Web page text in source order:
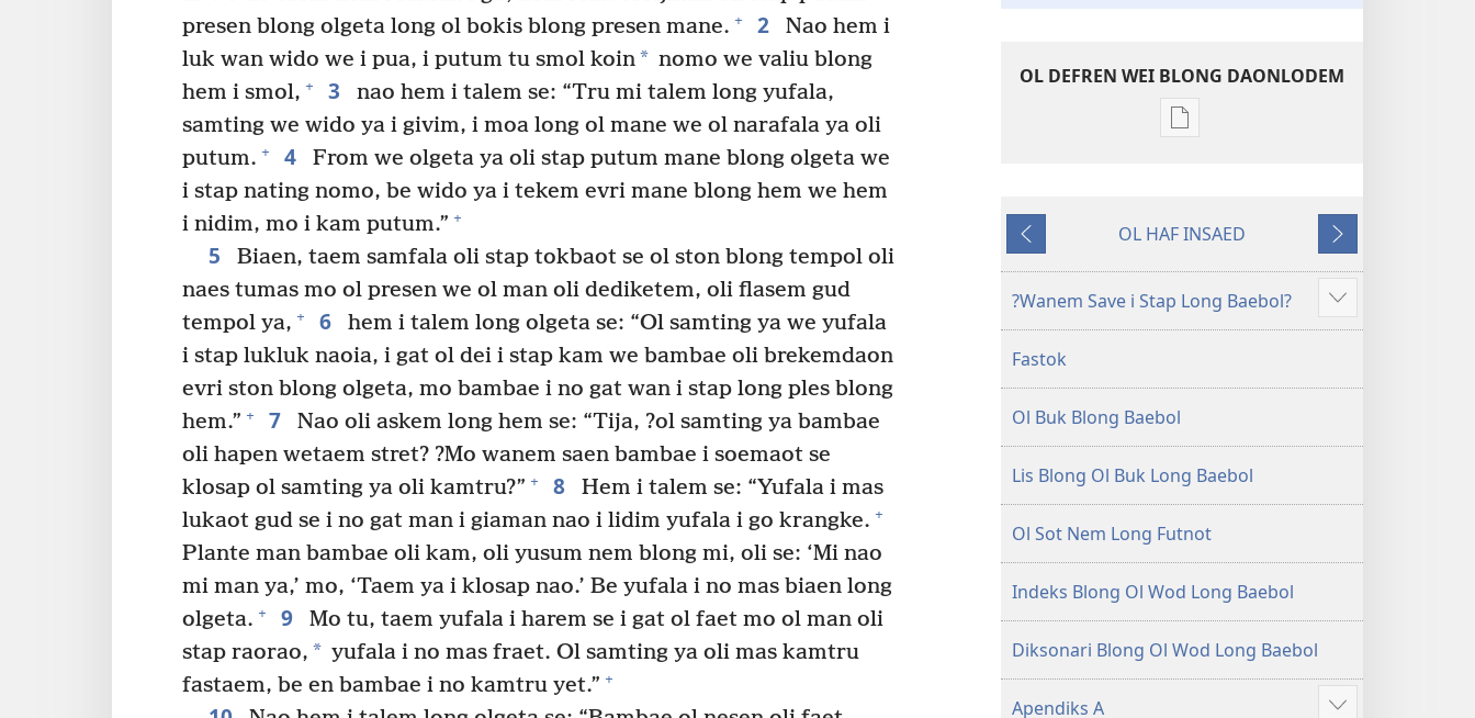
presen blong olgeta long ol bokis blong presen mane. + 2
Nao hem i
luk wan wido we i pua, i putum tu smol koin* nomo we valiu blong
hem i smol, + 3
nao hem i talem se: “Tru mi talem long yufala,
samting we wido ya i givim, i moa long ol mane we ol narafala ya oli
putum. + 4
From we olgeta ya oli stap putum mane blong olgeta we
i stap nating nomo, be wido ya i tekem evri mane blong hem we hem
i nidim, mo i kam putum.” +
5
Biaen, taem samfala oli stap tokbaot se ol ston blong tempol oli
naes tumas mo ol presen we ol man oli dediketem, oli flasem gud
tempol ya, + 6
hem i talem long olgeta se: “Ol samting ya we yufala
i stap lukluk naoia, i gat ol dei i stap kam we bambae oli brekemdaon
evri ston blong olgeta, mo bambae i no gat wan i stap long ples blong
hem.” + 7
Nao oli askem long hem se: “Tija, ?ol samting ya bambae
oli hapen wetaem stret? ?Mo wanem saen bambae i soemaot se
klosap ol samting ya oli kamtru?” + 8
Hem i talem se: “Yufala i mas
lukaot gud se i no gat man i giaman nao i lidim yufala i go krangke. +
Plante man bambae oli kam, oli yusum nem blong mi, oli se: ‘Mi nao
mi man ya,’ mo, ‘Taem ya i klosap nao.’ Be yufala i no mas biaen long
olgeta. + 9
Mo tu, taem yufala i harem se i gat ol faet mo ol man oli
stap raorao, * yufala i no mas fraet. Ol samting ya oli mas kamtru
fastaem, be en bambae i no kamtru yet.” +
OL DEFREN WEI BLONG DAONLODEM
Ol
daonlodem
buk
long
Long
Niu
Wol
Translesen
Gobak
OL HAF INSAED
Nekiswan
?Wanem Save i Stap Long Baebol?
Sam
moa
Fastok
Ol Buk Blong Baebol
Lis Blong Ol Buk Long Baebol
Ol Sot Nem Long Futnot
Indeks Blong Ol Wod Long Baebol
Diksonari Blong Ol Wod Long Baebol
Apendiks A